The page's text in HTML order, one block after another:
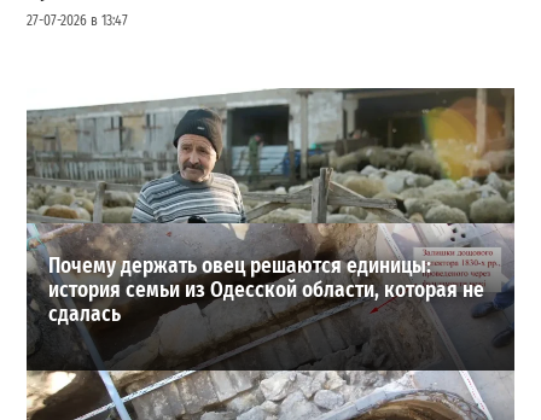
27-07-2026 в 13:47
Шезлонги, бунгало и VIP-зоны: сколько придется
заплатить за отдых в Аркадии
21-07-2026 в 19:23
ВИБОР РЕДАКЦИИ
Почему держать овец решаются единицы:
история семьи из Одесской области, которая не
сдалась